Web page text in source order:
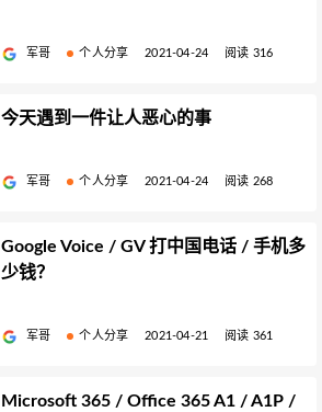
军哥 个人分享 2021-04-24 阅读 316
今天遇到一件让人恶心的事
军哥 个人分享 2021-04-24 阅读 268
Google Voice / GV 打中国电话 / 手机多
少钱？
军哥 个人分享 2021-04-21 阅读 361
Microsoft 365 / Office 365 A1 / A1P /